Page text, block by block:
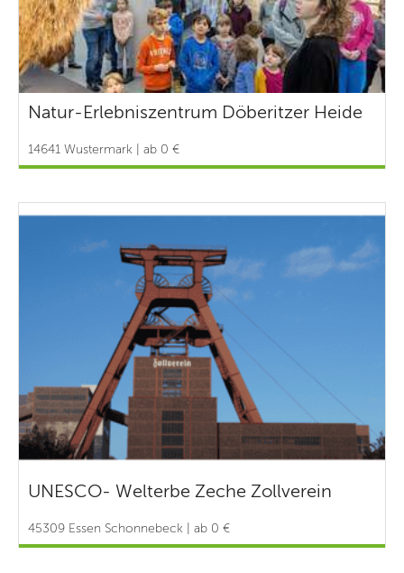
Natur-Erlebniszentrum Döberitzer Heide
14641 Wustermark | ab 0 €
UNESCO- Welterbe Zeche Zollverein
45309 Essen Schonnebeck | ab 0 €